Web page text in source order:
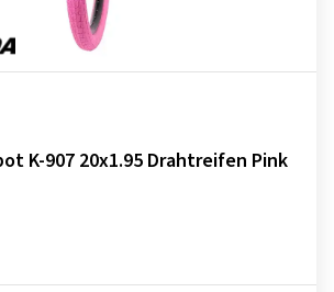
K-907 20x1.95 Drahtreifen Pink